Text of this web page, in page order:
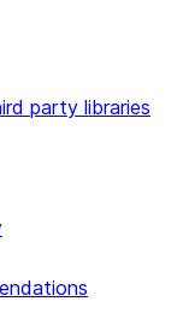
party libraries